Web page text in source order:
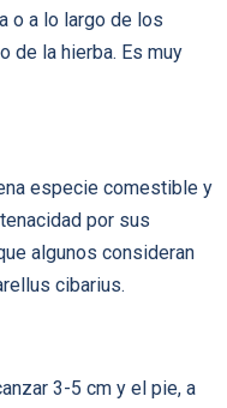
o a lo largo de los
de la hierba. Es muy
especie comestible y
por sus
algunos consideran
cibarius.
3-5 cm y el pie, a